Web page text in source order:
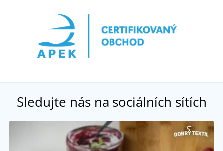
Sledujte nás na sociálních sítích